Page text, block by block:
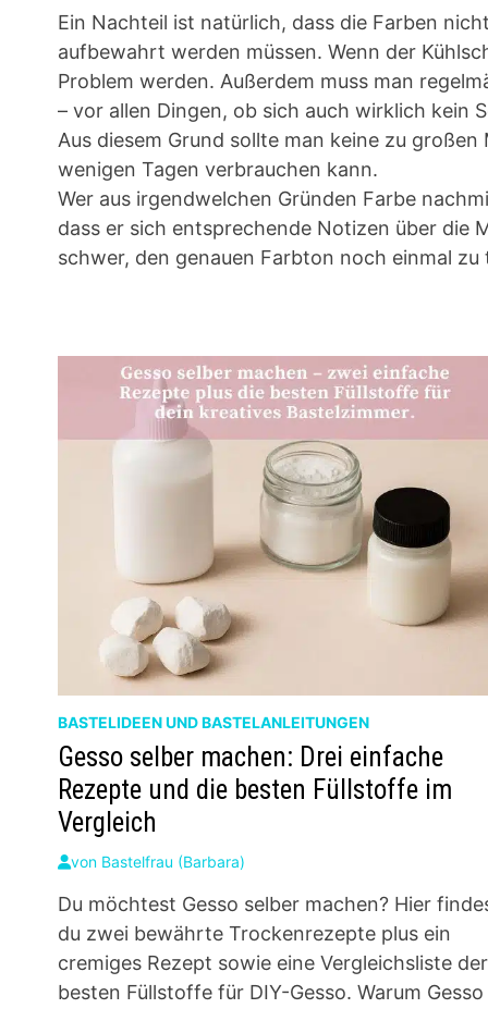
Ein Nachteil ist natürlich, dass die Farben
aufbewahrt werden müssen. Wenn der
Problem werden. Außerdem muss man
– vor allen Dingen, ob sich auch wirklich kein
Aus diesem Grund sollte man keine zu
wenigen Tagen verbrauchen kann.
Wer aus irgendwelchen Gründen Farbe
dass er sich entsprechende Notizen über die
schwer, den genauen Farbton noch einmal zu
BASTELIDEEN UND BASTELANLEITUNGEN
Gesso selber machen: Drei einfache
Rezepte und die besten Füllstoffe im
Vergleich
von Bastelfrau (Barbara)
Du möchtest Gesso selber machen? Hier
du zwei bewährte Trockenrezepte plus ein
cremiges Rezept sowie eine Vergleichsliste der
besten Füllstoffe für DIY-Gesso. Warum